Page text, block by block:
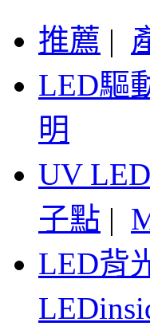
推薦 |
LED驅
明
UV LED
子點 |
LED背